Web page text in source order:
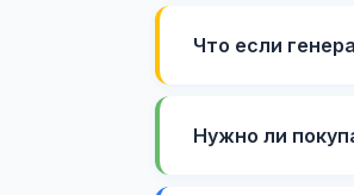
Что если
Нужно ли